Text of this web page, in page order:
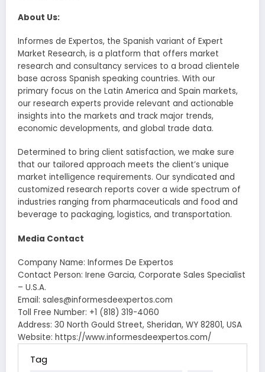
About Us:
Informes de Expertos, the Spanish variant of Expert
Market Research, is a platform that offers market
research and consultancy services to a broad clientele
base across Spanish speaking countries. With our
primary focus on the Latin America and Spain markets,
our research experts provide relevant and actionable
insights into the markets and track major trends,
economic developments, and global trade data.
Determined to bring client satisfaction, we make sure
that our tailored approach meets the client’s unique
market intelligence requirements. Our syndicated and
customized research reports cover a wide spectrum of
industries ranging from pharmaceuticals and food and
beverage to packaging, logistics, and transportation.
Media Contact
Company Name: Informes De Expertos
Contact Person: Irene Garcia, Corporate Sales Specialist
– U.S.A.
Email: sales@informesdeexpertos.com
Toll Free Number: +1 (818) 319-4060
Address: 30 North Gould Street, Sheridan, WY 82801, USA
Website: https://www.informesdeexpertos.com/
Tag